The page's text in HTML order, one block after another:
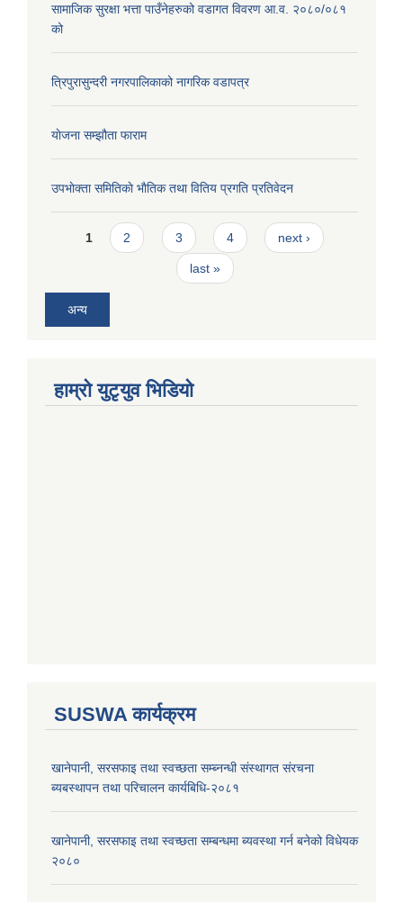
सामाजिक सुरक्षा भत्ता पाउँनेहरुको वडागत विवरण आ.व. २०८०/०८१
को
त्रिपुरासुन्दरी नगरपालिकाको नागरिक वडापत्र
याेजना सम्झौता फाराम
उपभाेक्ता समितिकाे भाैतिक तथा वितिय प्रगति प्रतिवेदन
Pages
1 2 3 4 next ›
last »
अन्य
हाम्राे युटृयुव भिडियाे
SUSWA कार्यक्रम
खानेपानी, सरसफाइ तथा स्वच्छता सम्ब्नन्धी संस्थागत संरचना
ब्यबस्थापन तथा परिचालन कार्यबिधि-२०८१
खानेपानी, सरसफाइ तथा स्वच्छता सम्बन्धमा ब्यवस्था गर्न बनेको विधेयक
२०८०